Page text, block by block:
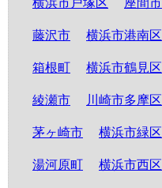
横浜市戸塚区 座間市
藤沢市 横浜市港南区
箱根町 横浜市鶴見区
綾瀬市 川崎市多摩区
茅ヶ崎市 横浜市緑区
湯河原町 横浜市西区